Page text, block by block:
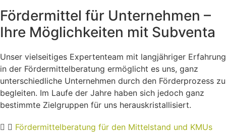
Fördermittel für Unternehmen –
Ihre Möglichkeiten mit Subventa
Unser vielseitiges Expertenteam mit langjähriger Erfahrung
in der Fördermittelberatung ermöglicht es uns, ganz
unterschiedliche Unternehmen durch den Förderprozess zu
begleiten. Im Laufe der Jahre haben sich jedoch ganz
bestimmte Zielgruppen für uns herauskristallisiert.
Fördermittelberatung für den Mittelstand und KMUs